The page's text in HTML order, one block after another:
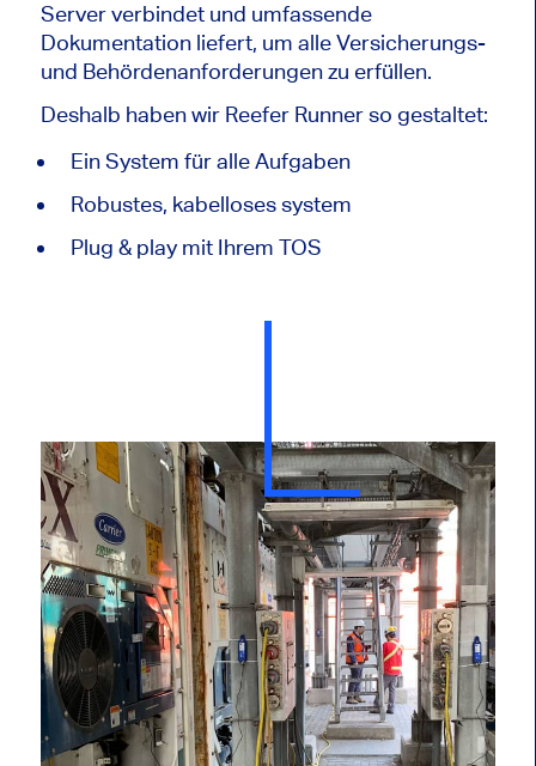
Server verbindet und umfassende
Dokumentation liefert, um alle Versicherungs-
und Behördenanforderungen zu erfüllen.
Deshalb haben wir Reefer Runner so gestaltet:
Ein System für alle Aufgaben
Robustes, kabelloses system
Plug & play mit Ihrem TOS